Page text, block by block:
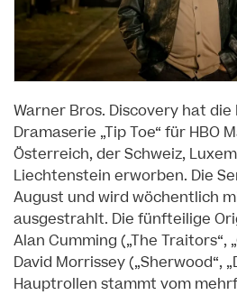
Warner Bros. Discovery hat
Dramaserie „Tip Toe“ für HBO
Österreich, der Schweiz,
Liechtenstein erworben. Die
August und wird wöchentlich
ausgestrahlt. Die fünfteilige
Alan Cumming („The Traitors“,
David Morrissey („Sherwood“,
Hauptrollen stammt vom